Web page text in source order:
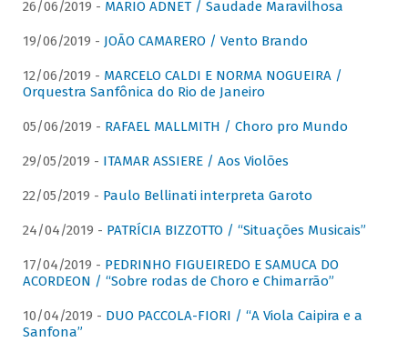
26/06/2019 - MARIO ADNET / Saudade Maravilhosa
19/06/2019 - JOÃO CAMARERO / Vento Brando
12/06/2019 - MARCELO CALDI E NORMA NOGUEIRA /
Orquestra Sanfônica do Rio de Janeiro
05/06/2019 - RAFAEL MALLMITH / Choro pro Mundo
29/05/2019 - ITAMAR ASSIERE / Aos Violões
22/05/2019 - Paulo Bellinati interpreta Garoto
24/04/2019 - PATRÍCIA BIZZOTTO / “Situações Musicais”
17/04/2019 - PEDRINHO FIGUEIREDO E SAMUCA DO
ACORDEON / “Sobre rodas de Choro e Chimarrão”
10/04/2019 - DUO PACCOLA-FIORI / “A Viola Caipira e a
Sanfona”